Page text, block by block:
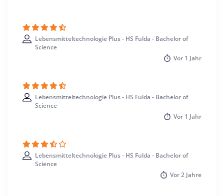
Fulda >> Fulda
Lebensmitteltechnologie Plus - HS Fulda - Bachelor of
Science
Vor 1 Jahr
Lebensmitteltechnologie Plus - HS Fulda - Bachelor of
Science
Vor 1 Jahr
Lebensmitteltechnologie Plus - HS Fulda - Bachelor of
Science
Vor2 Jahre